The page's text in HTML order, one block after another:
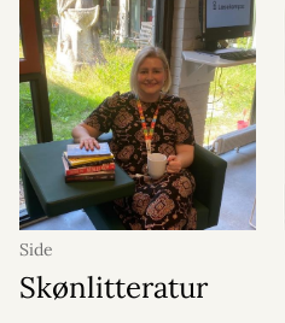
Side
Skønlitteratur